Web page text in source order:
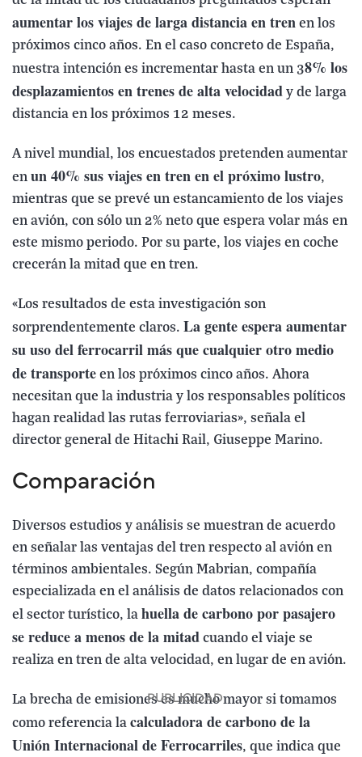
aumentar los viajes de larga distancia en tren en los
próximos cinco años. En el caso concreto de España,
nuestra intención es incrementar hasta en un 38% los
desplazamientos en trenes de alta velocidad y de larga
distancia en los próximos 12 meses.
A nivel mundial, los encuestados pretenden aumentar
en un 40% sus viajes en tren en el próximo lustro,
mientras que se prevé un estancamiento de los viajes
en avión, con sólo un 2% neto que espera volar más en
este mismo periodo. Por su parte, los viajes en coche
crecerán la mitad que en tren.
«Los resultados de esta investigación son
sorprendentemente claros. La gente espera aumentar
su uso del ferrocarril más que cualquier otro medio
de transporte en los próximos cinco años. Ahora
necesitan que la industria y los responsables políticos
hagan realidad las rutas ferroviarias», señala el
director general de Hitachi Rail, Giuseppe Marino.
Comparación
Diversos estudios y análisis se muestran de acuerdo
en señalar las ventajas del tren respecto al avión en
términos ambientales. Según Mabrian, compañía
especializada en el análisis de datos relacionados con
el sector turístico, la huella de carbono por pasajero
se reduce a menos de la mitad cuando el viaje se
realiza en tren de alta velocidad, en lugar de en avión.
La brecha de emisiones es mucho mayor si tomamos
como referencia la calculadora de carbono de la
Unión Internacional de Ferrocarriles, que indica que